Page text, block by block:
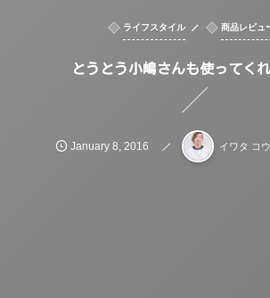
ライフスタイル 商品レビュ
とうとう小嶋さんも使ってく
January 8 2016 イワタ コ